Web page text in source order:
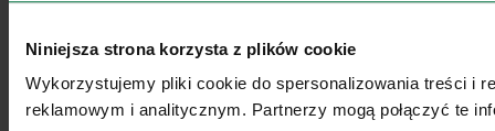
Niniejsza strona korzysta z plików cookie
Wykorzystujemy pliki cookie do spersonalizowania treści i
reklamowym i analitycznym. Partnerzy mogą połączyć te